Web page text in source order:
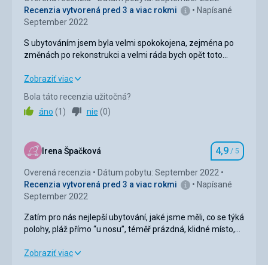
Bydlení přímo u pláže, vynikající
Čisté, pohodlné
Táto recenzia bola preložená automaticky pomocou
Google Translate
Recenzia vytvorená pred 3 a viac rokmi
Napísané
September 2022
S ubytováním jsem byla velmi spokokojena, zejména po
změnách po rekonstrukci a velmi ráda bych opět toto
Super servis a pohoda a klid....
S ubytováním jsem byla velmi spokokojena, zejména po
místo navštívila.
Super servis a pohoda a klid....
Okolie 5,0/ 5
Služby 5,0
Zobraziť viac
Bola táto recenzia užitočná?
áno (1 ) nie (0)
Irena Špačková Hodnotenie
4,9 / 5
Overená recenzia
Dátum pobytu: September 2022
Recenzia vytvorená pred 3 a viac rokmi
Napísané
September 2022
Zatím pro nás nejlepší ubytování, jaké jsme měli, co se týká
polohy, pláž přímo “u nosu”, téměř prázdná, klidné místo,
Zatím pro nás nejlepší ubytování, jaké jsme měli, co se týká
Zobraziť viac